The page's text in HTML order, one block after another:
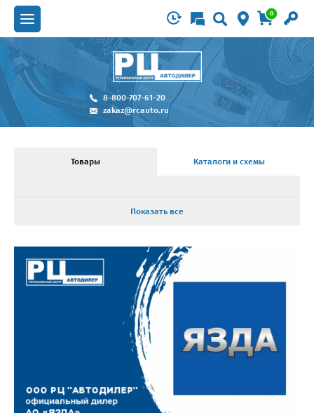
0
8-800-707-61-20
zakaz@rcauto.ru
Товары Каталоги и схемы
Показать все